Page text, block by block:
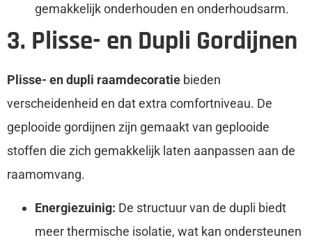
gemakkelijk onderhouden en onderhoudsarm.
3. Plisse- en Dupli Gordijnen
Plisse- en dupli raamdecoratie bieden
verscheidenheid en dat extra comfortniveau. De
geplooide gordijnen zijn gemaakt van geplooide
stoffen die zich gemakkelijk laten aanpassen aan de
raamomvang.
Energiezuinig: De structuur van de dupli biedt
meer thermische isolatie, wat kan ondersteunen